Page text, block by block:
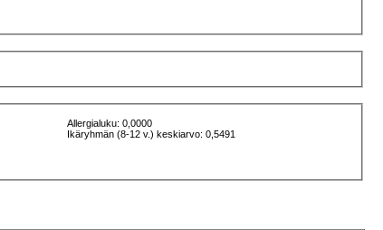
Allergialuku: 0,0000
Ikäryhmän (8-12 v.) keskiarvo: 0,5491